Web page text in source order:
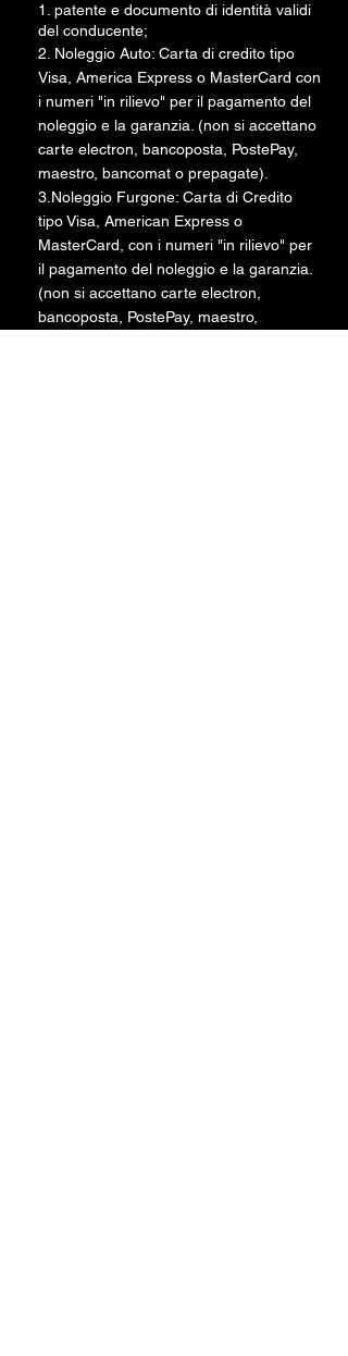
1. patente e documento di identità validi
del conducente;
2. Noleggio Auto: Carta di credito tipo
Visa, America Express o MasterCard con
i numeri "in rilievo" per il pagamento del
noleggio e la garanzia. (non si accettano
carte electron, bancoposta, PostePay,
maestro, bancomat o prepagate).
3.Noleggio Furgone: Carta di Credito
tipo Visa, American Express o
MasterCard, con i numeri "in rilievo" per
il pagamento del noleggio e la garanzia.
(non si accettano carte electron,
bancoposta, PostePay, maestro,